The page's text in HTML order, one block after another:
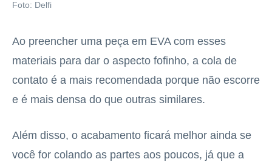
Foto: Delfi
Ao preencher uma peça em EVA com esses
materiais para dar o aspecto fofinho, a cola de
contato é a mais recomendada porque não escorre
e é mais densa do que outras similares.
Além disso, o acabamento ficará melhor ainda se
você for colando as partes aos poucos, já que a